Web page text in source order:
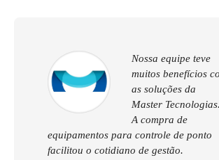
Nossa equipe teve
muitos benefícios
as soluções da
Master Tecnologias.
A compra de
equipamentos para controle de ponto
facilitou o cotidiano de gestão.